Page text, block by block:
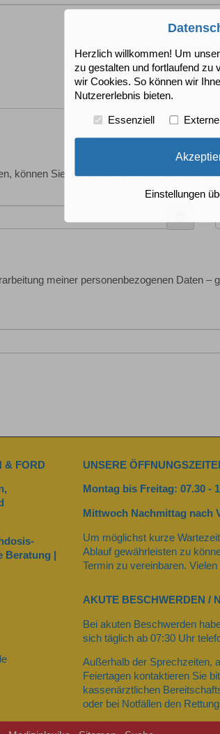
können Sie uns diesen im Folgenden gerne
meiner personenbezogenen Daten
& FORD
|
UNSERE
Montag bis Freitag: 07.30 -
Mittwoch Nachmittag nach
Um möglichst kurze
Ablauf gewährleisten zu
Termin zu vereinbaren. Vielen
AKUTE BESCHWERDEN /
Bei akuten Beschwerden
sich täglich ab 07:30 Uhr
Außerhalb der Sprechzeiten,
Feiertagen kontaktieren Sie
kassenärztlichen
oder bei Notfällen den
Herzlich willkommen! Um
zu gestalten und fortlaufend zu
wir Cookies. So können wir
Nutzererlebnis bieten.
Essenziell
Einstellungen